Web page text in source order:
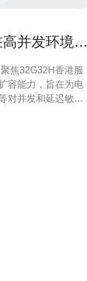
并发环境下
焦32G32H香港服
容能力，旨在为电
对并发和延迟敏感
同压力下的表现与